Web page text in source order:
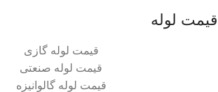
قیمت لوله
قیمت لوله گازی
قیمت لوله صنعتی
قیمت لوله گالوانیزه